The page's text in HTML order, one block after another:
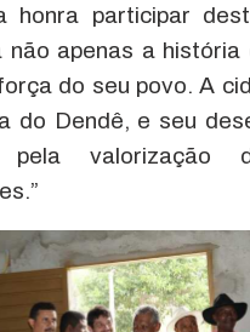
honra participar
não apenas a história
do seu povo. A
do Dendê, e seu
pela valorização